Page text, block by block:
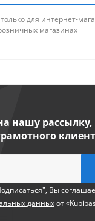
для интернет-
магазинах
нашу рассылку,
Вы
данныхот